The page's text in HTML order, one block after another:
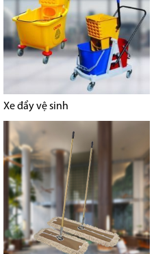
Xe đẩy vệ sinh